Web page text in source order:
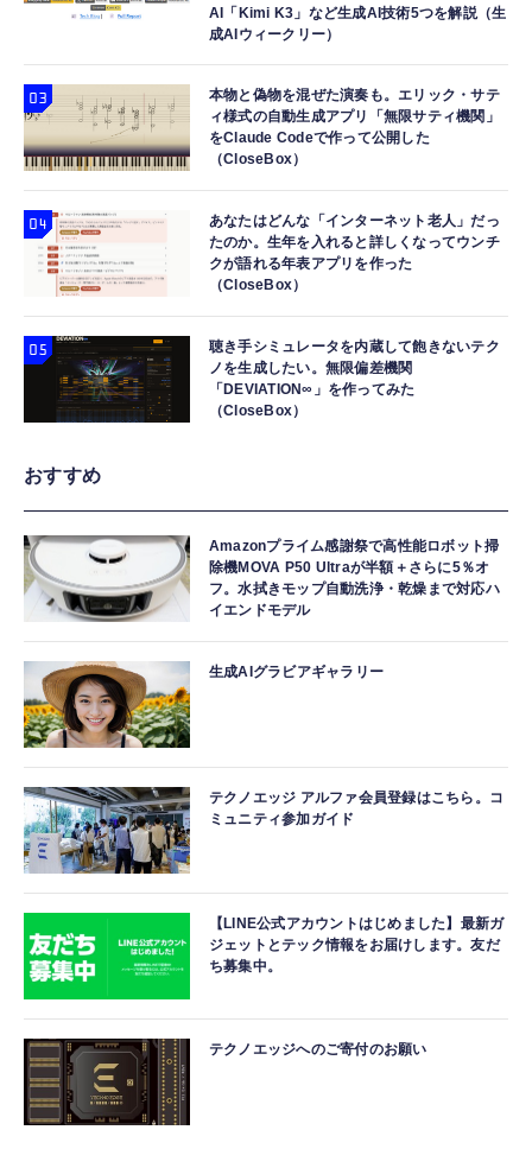
AI「Kimi K3」など生成AI技術5つを解説（生
成AIウィークリー）
本物と偽物を混ぜた演奏も。エリック・サテ
ィ様式の自動生成アプリ「無限サティ機関」
をClaude Codeで作って公開した
（CloseBox）
あなたはどんな「インターネット老人」だっ
たのか。生年を入れると詳しくなってウンチ
クが語れる年表アプリを作った
（CloseBox）
聴き手シミュレータを内蔵して飽きないテク
ノを生成したい。無限偏差機関
「DEVIATION∞」を作ってみた
（CloseBox）
おすすめ
Amazonプライム感謝祭で高性能ロボット掃
除機MOVA P50 Ultraが半額＋さらに5％オ
フ。水拭きモップ自動洗浄・乾燥まで対応ハ
イエンドモデル
生成AIグラビアギャラリー
テクノエッジ アルファ会員登録はこちら。コ
ミュニティ参加ガイド
【LINE公式アカウントはじめました】最新ガ
ジェットとテック情報をお届けします。友だ
ち募集中。
テクノエッジへのご寄付のお願い